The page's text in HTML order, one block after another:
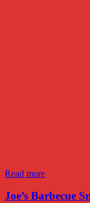
Read more
Joe’s Barbecue